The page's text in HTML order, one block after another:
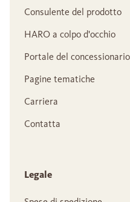
Consulente del prodotto
HARO a colpo d'occhio
Portale del
Pagine tematiche
Carriera
Contatta
Legale